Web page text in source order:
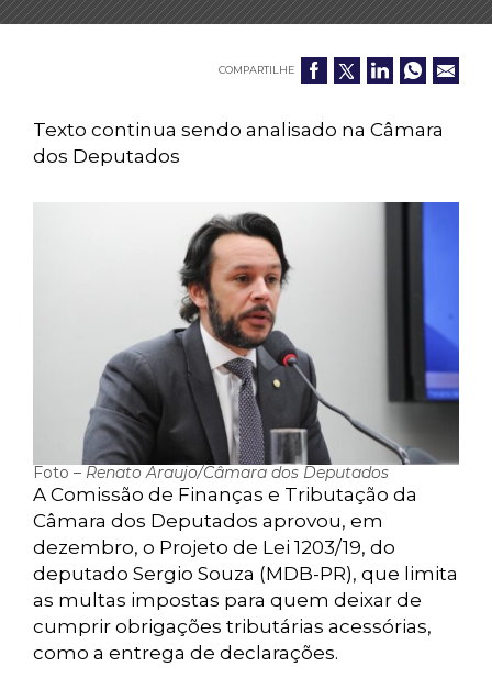
COMPARTILHE
Texto continua sendo analisado na Câmara
dos Deputados
Foto – Renato Araujo/Câmara dos Deputados
A Comissão de Finanças e Tributação da
Câmara dos Deputados aprovou, em
dezembro, o Projeto de Lei 1203/19, do
deputado Sergio Souza (MDB-PR), que limita
as multas impostas para quem deixar de
cumprir obrigações tributárias acessórias,
como a entrega de declarações.